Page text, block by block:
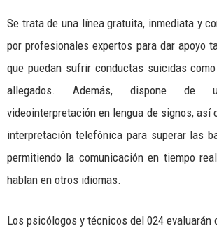
Se trata de una línea gratuita, inmediata y
por profesionales expertos para dar apoyo
que puedan sufrir conductas suicidas
allegados. Además, dispone de
videointerpretación en lengua de signos, así
interpretación telefónica para superar las
permitiendo la comunicación en tiempo
hablan en otros idiomas.
Los psicólogos y técnicos del 024 evaluarán